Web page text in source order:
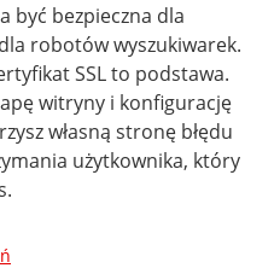
być bezpieczna dla
robotów wyszukiwarek.
SSL to podstawa.
witryny i konfigurację
własną stronę błędu
użytkownika, który